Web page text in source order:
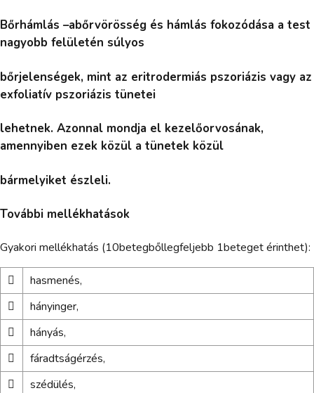
Bőrhámlás –abőrvörösség és hámlás fokozódása a test
nagyobb felületén súlyos
bőrjelenségek, mint az eritrodermiás pszoriázis vagy az
exfoliatív pszoriázis tünetei
lehetnek. Azonnal mondja el kezelőorvosának,
amennyiben ezek közül a tünetek közül
bármelyiket észleli.
További mellékhatások
Gyakori mellékhatás (10betegbőllegfeljebb 1beteget érinthet):

hasmenés,

hányinger,

hányás,

fáradtságérzés,

szédülés,